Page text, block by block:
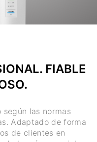
FIABLE
según las normas
Adaptado de forma
de clientes en